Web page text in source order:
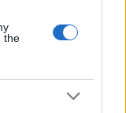
the
olvasni citrancs
területeiről,